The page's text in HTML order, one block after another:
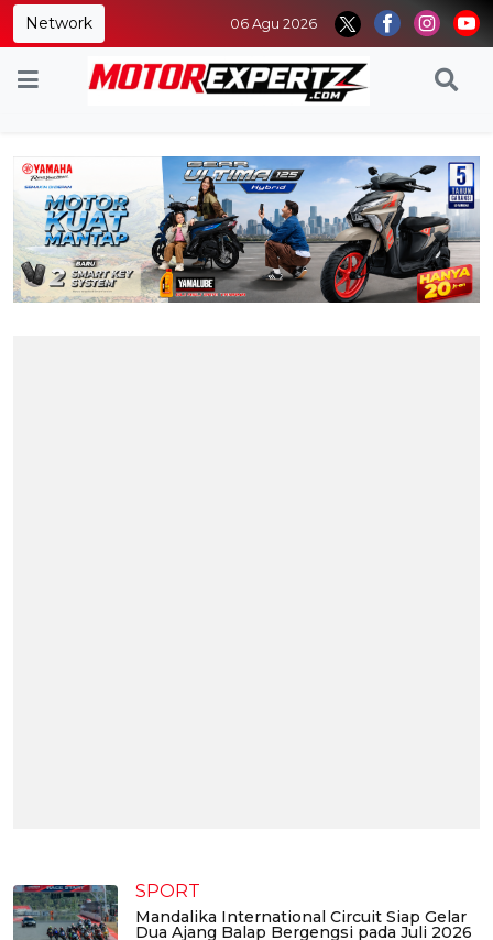
Network 06 Agu 2026
SPORT
Mandalika International Circuit Siap Gelar
Dua Ajang Balap Bergengsi pada Juli 2026